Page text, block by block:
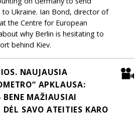
to Ukraine. Ian Bond, director of
the Centre for European
why Berlin is hesitating to
behind Kiev.
NAUJAUSIA
APKLAUSA:
MAŽIAUSIAI
SAVO ATEITIES KARO